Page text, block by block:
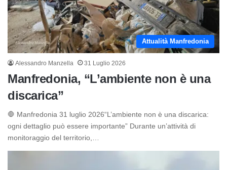
Attualità Manfredonia
Alessandro Manzella 31 Luglio 2026
Manfredonia, “L’ambiente non è una
discarica”
🛑 Manfredonia 31 luglio 2026“L’ambiente non è una discarica:
ogni dettaglio può essere importante” Durante un’attività di
monitoraggio del territorio,…